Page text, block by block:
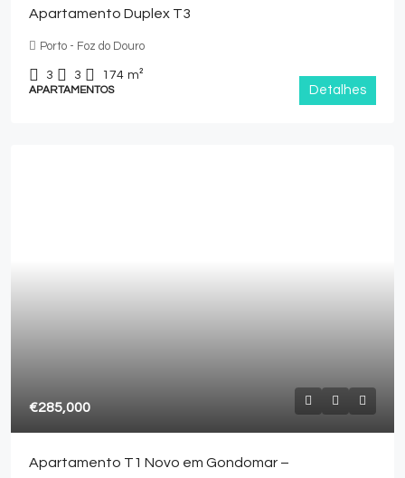
Apartamento Duplex T3
Porto - Foz do Douro
3 3 174 m²
APARTAMENTOS Detalhes
€285,000
Apartamento T1 Novo em Gondomar –